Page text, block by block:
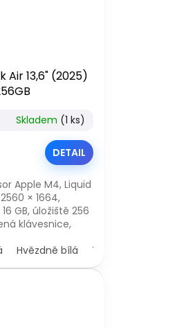
Air 13,6" (2025)
Skladem (1 ks)
DETAIL
Apple M4, Liquid
× 1664,
GB, úložiště 256
klávesnice,
Hvězdně bílá Temně